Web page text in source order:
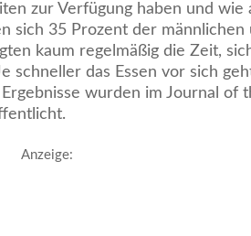
zur Verfügung haben und wie
sich 35 Prozent der
kaum regelmäßig die Zeit,
schneller das Essen vor sich
wurden im Journal of
Anzeige: